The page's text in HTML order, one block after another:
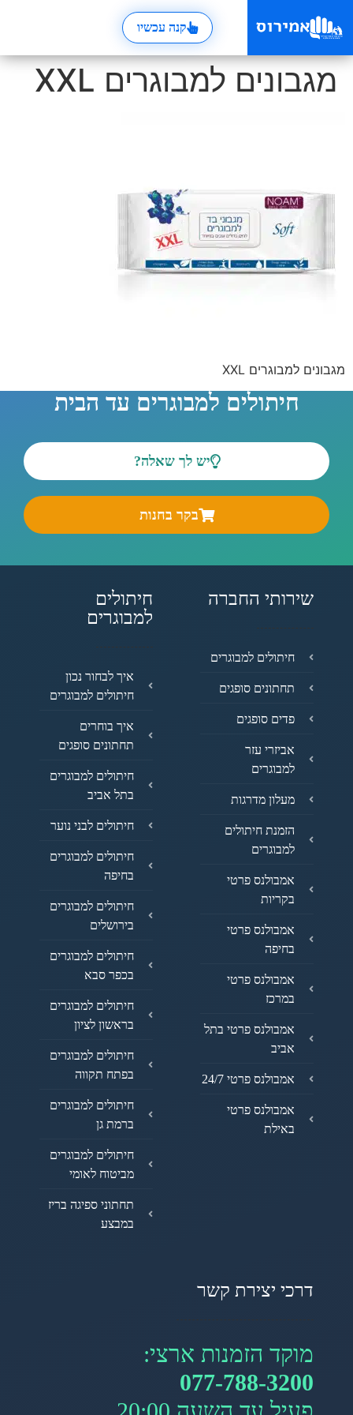
קנה עכשיו
מגבונים למבוגרים XXL
מגבונים למבוגרים XXL
חיתולים למבוגרים עד הבית
יש לך שאלה?
בקר בחנות
שירותי החברה
חיתולים למבוגרים
תחתונים סופגים
פדים סופגים
אביזרי עזר
למבוגרים
מעלון מדרגות
הזמנת חיתולים
למבוגרים
אמבולנס פרטי
בקריות
אמבולנס פרטי
בחיפה
אמבולנס פרטי
במרכז
אמבולנס פרטי בתל
אביב
אמבולנס פרטי 24/7
אמבולנס פרטי
באילת
חיתולים
למבוגרים
איך לבחור נכון
חיתולים למבוגרים
איך בוחרים
תחתונים סופגים
חיתולים למבוגרים
בתל אביב
חיתולים לבני נוער
חיתולים למבוגרים
בחיפה
חיתולים למבוגרים
בירושלים
חיתולים למבוגרים
בכפר סבא
חיתולים למבוגרים
בראשון לציון
חיתולים למבוגרים
בפתח תקווה
חיתולים למבוגרים
ברמת גן
חיתולים למבוגרים
מביטוח לאומי
תחתוני ספיגה בריז
במבצע
דרכי יצירת קשר
מוקד הזמנות ארצי:
077-788-3200